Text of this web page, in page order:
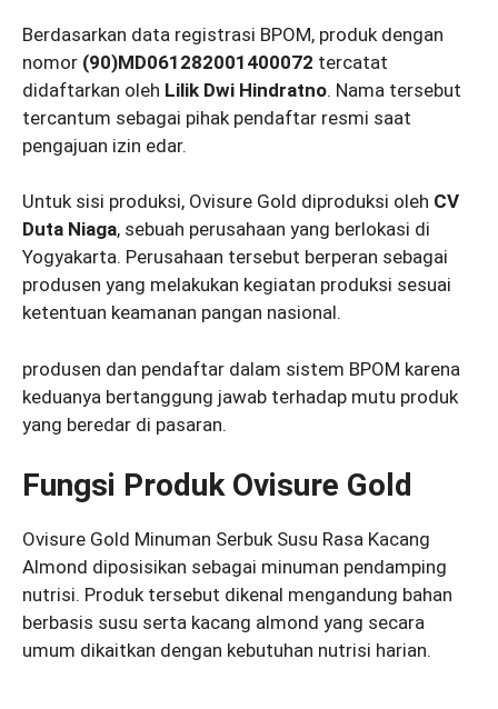
Berdasarkan data registrasi BPOM, produk dengan
nomor (90)MD061282001400072 tercatat
didaftarkan oleh Lilik Dwi Hindratno. Nama tersebut
tercantum sebagai pihak pendaftar resmi saat
pengajuan izin edar.
Untuk sisi produksi, Ovisure Gold diproduksi oleh CV
Duta Niaga, sebuah perusahaan yang berlokasi di
Yogyakarta. Perusahaan tersebut berperan sebagai
produsen yang melakukan kegiatan produksi sesuai
ketentuan keamanan pangan nasional.
produsen dan pendaftar dalam sistem BPOM karena
keduanya bertanggung jawab terhadap mutu produk
yang beredar di pasaran.
Fungsi Produk Ovisure Gold
Ovisure Gold Minuman Serbuk Susu Rasa Kacang
Almond diposisikan sebagai minuman pendamping
nutrisi. Produk tersebut dikenal mengandung bahan
berbasis susu serta kacang almond yang secara
umum dikaitkan dengan kebutuhan nutrisi harian.